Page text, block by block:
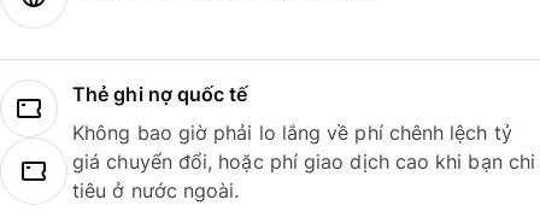
Thẻ ghi nợ quốc tế
Không bao giờ phải lo lắng về phí chênh lệch tỷ
giá chuyển đổi, hoặc phí giao dịch cao khi bạn chi
tiêu ở nước ngoài.